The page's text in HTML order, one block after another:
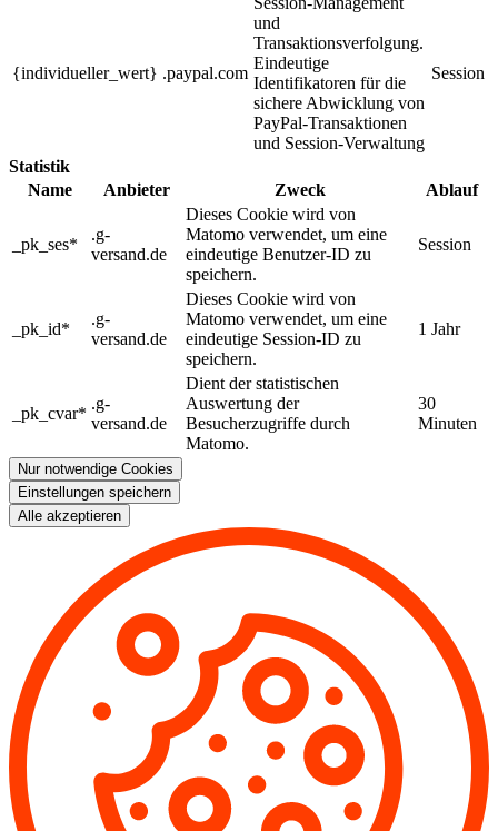
{individueller_wert} .paypal.com
und
Transaktionsverfolgung.
Eindeutige
Identifikatoren für die
sichere Abwicklung von
PayPal-Transaktionen
und Session-Verwaltung
Session
Statistik
Name
Anbieter Zweck Ablauf
_pk_ses*
.g-
versand.de
Dieses Cookie wird von
Matomo verwendet, um eine
eindeutige Benutzer-ID zu
speichern.
Session
_pk_id*
.g-
versand.de
Dieses Cookie wird von
Matomo verwendet, um eine
eindeutige Session-ID zu
speichern.
1 Jahr
_pk_cvar*
.g-
versand.de
Dient der statistischen
Auswertung der
Besucherzugriffe durch
Matomo.
30
Minuten
Nur notwendige Cookies
Einstellungen speichern
Alle akzeptieren